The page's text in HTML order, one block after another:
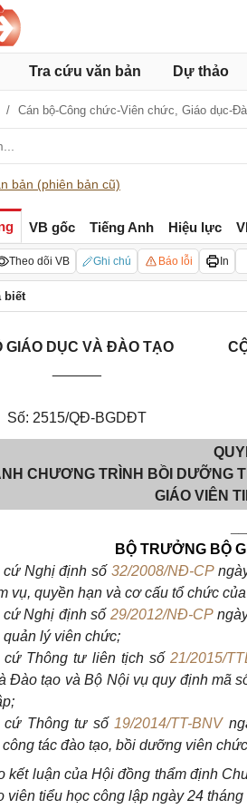
Tra cứu văn bản Dự thảo
Cán bộ-Công chức-Viên chức, Giáo dục-
bản (phiên bản cũ)
VB gốc Tiếng Anh Hiệu lực
Theo dõi VB Ghi chú Báo lỗi In
biết
GIÁO DỤC VÀ ĐÀO TẠO
Số: 2515/QĐ-BGDĐT
CHƯƠNG TRÌNH BỒI DƯỠNG
GIÁO VIÊN
BỘ TRƯỞNG BỘ
cứ Nghị định số32/2008/NĐ-CP
vụ, quyền hạn và cơ cấu tổ chức
cứ Nghị định số 29/2012/NĐ-CP
lý viên chức;
cứ Thông tư liên tịch số 21/2015/
Đào tạo và Bộ Nội vụ quy định mã
cứ Thông tư số 19/2014/TT-BNV
tác đào tạo, bồi dưỡng viên
kết luận của Hội đồng thẩm định
viên tiểu học công lập ngày 24 tháng